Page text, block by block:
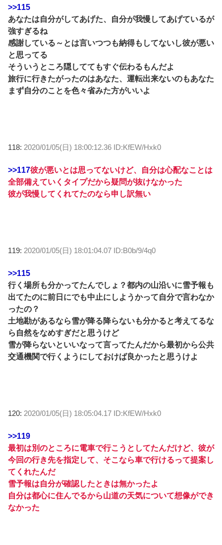
>>115
あなたは自分がしてあげた、自分が我慢してあげているが
強すぎるね
感謝している～とは言いつつも納得もしてないし彼が悪い
と思ってる
そういうところ隠しててもすぐ伝わるもんだよ
旅行に行きたがったのはあなた、運転出来ないのもあなた
まず自分のことを色々省みた方がいいよ
118: 2020/01/05(日) 18:00:12.36 ID:KfEW/Hxk0
>>117彼が悪いとは思ってないけど、自分は心配なことは
全部備えていくタイプだから疑問が抜けなかった
彼が我慢してくれてたのなら申し訳無い
119: 2020/01/05(日) 18:01:04.07 ID:B0b/9/4q0
>>115
行く場所も分かってたんでしょ？都内の山沿いに雪予報も
出てたのに前日にでも中止にしようかって自分で言わなか
ったの？
土地勘があるなら雪が降る降らないも分かると考えてるな
ら自然をなめすぎだと思うけど
雪が降らないといいなって言ってたんだから最初から公共
交通機関で行くようにしておけば良かったと思うけよ
120: 2020/01/05(日) 18:05:04.17 ID:KfEW/Hxk0
>>119
最初は別のところに電車で行こうとしてたんだけど、彼が
今回の行き先を指定して、そこなら車で行けるって提案し
てくれたんだ
雪予報は自分が確認したときは無かったよ
自分は都心に住んでるから山道の天気について想像ができ
なかった